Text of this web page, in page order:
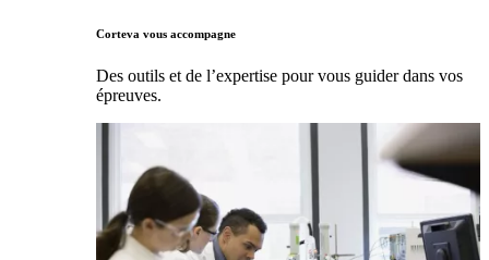
Corteva vous accompagne
Des outils et de l’expertise pour vous guider dans vos
épreuves.